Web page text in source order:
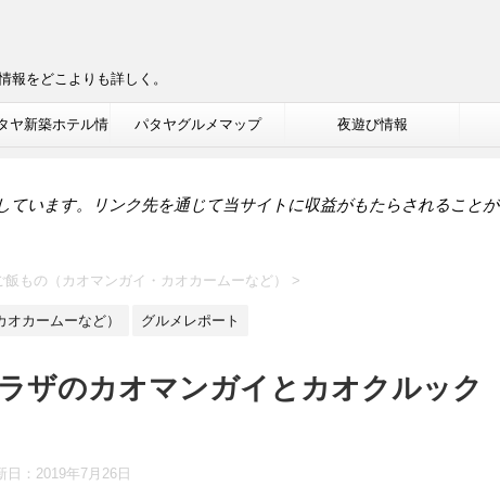
報をどこよりも詳しく。
ヤ新築ホテル情 パタヤグルメマップ 夜遊び情報
ています。リンク先を通じて当サイトに収益がもたらされることが
飯もの（カオマンガイ・カオカームーなど） >
カームーなど） グルメレポート
ザのカオマンガイとカオクルック
： 2019年7月26日